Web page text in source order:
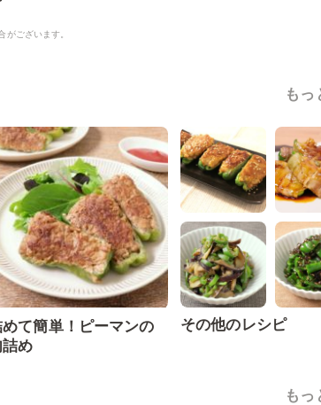
ございます。
もっ
て簡単！ピーマンの
詰め
その他のレシピ
もっ